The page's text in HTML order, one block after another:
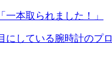
本取られました！」
にしている腕時計のプ